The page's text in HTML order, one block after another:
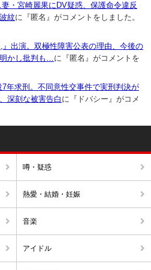
・宮崎麗果にDV疑惑、保護命令違反
紋に『匿名』がコメントをしました。
出演。双極性障害公表の理由、今後の
かし批判も…に『匿名』がコメントを
年求刑。不同意性交事件で実刑判決が
深刻な被害告白 に『ドバシー』がコメ
噂・疑惑
熱愛・結婚・妊娠
音楽
アイドル